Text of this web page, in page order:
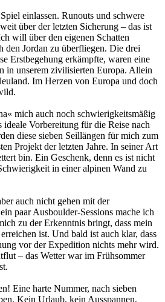
einlassen. Runouts und schwere
über der letzten Sicherung – das ist
will über den eigenen Schatten
den Jordan zu überfliegen. Die drei
Erstbegehung erkämpfte, waren eine
in unserem zivilisierten Europa. Allein
Im Herzen von Europa und doch
mich auch noch schwierigkeitsmäßig
Vorbereitung für die Reise nach
diese sieben Seillängen für mich zum
Projekt der letzten Jahre. In seiner Art
bin. Ein Geschenk, denn es ist nicht
in einer alpinen Wand zu
auch nicht gehen mit der
paar Ausboulder-Sessions mache ich
zu der Erkenntnis bringt, dass mein
ist. Und bald ist auch klar, dass
vor der Expedition nichts mehr wird.
– das Wetter war im Frühsommer
Eine harte Nummer, nach sieben
Kein Urlaub, kein Ausspannen,